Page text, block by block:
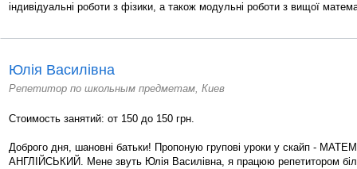
індивідуальні роботи з фізики, а також модульні роботи з вищої
Юлія Василівна
Репетитор по школьным предметам, Киев
Стоимость занятий: от 150 до 150 грн.
Доброго дня, шановні батьки! Пропоную групові уроки у скайп -
АНГЛІЙСЬКИЙ. Мене звуть Юлія Василівна, я працюю репетитором